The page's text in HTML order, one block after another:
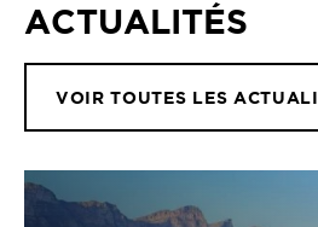
ACTUALITÉS
VOIR TOUTES LES